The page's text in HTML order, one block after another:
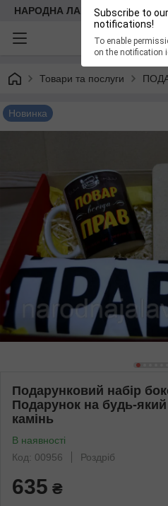
Subscribe to our
notifications!
To enable
on the notification
НАРОДНА ЛАВКА
Товари та послуги
Новинка
Подарунковий набір
Подарунок на будь-
камінь
В наявності
Код: 00956
Роздріб
635 ₴